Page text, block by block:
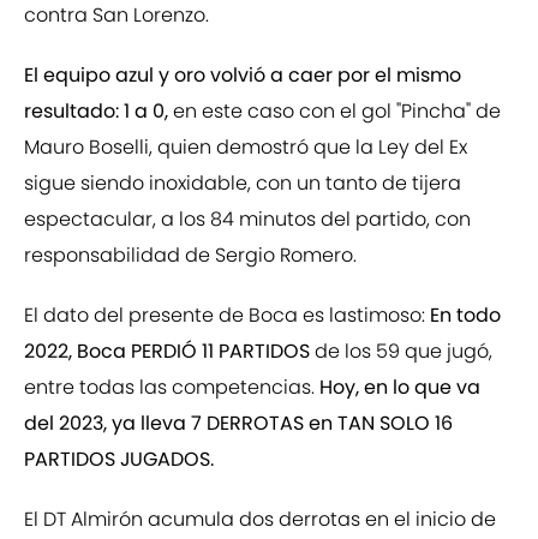
contra San Lorenzo.
El equipo azul y oro volvió a caer por el mismo
resultado: 1 a 0,en este caso con el gol "Pincha" de
Mauro Boselli, quien demostró que la Ley del Ex
sigue siendo inoxidable, con un tanto de tijera
espectacular, a los 84 minutos del partido, con
responsabilidad de Sergio Romero.
El dato del presente de Boca es lastimoso: En todo
2022, Boca PERDIÓ 11 PARTIDOSde los 59 que jugó,
entre todas las competencias. Hoy, en lo que va
del 2023, ya lleva 7 DERROTAS en TAN SOLO 16
PARTIDOS JUGADOS.
El DT Almirón acumula dos derrotas en el inicio de